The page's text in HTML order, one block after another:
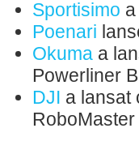
Sportisimo
Poenari
Okuma a
Powerliner
DJI a lansat
RoboMaster